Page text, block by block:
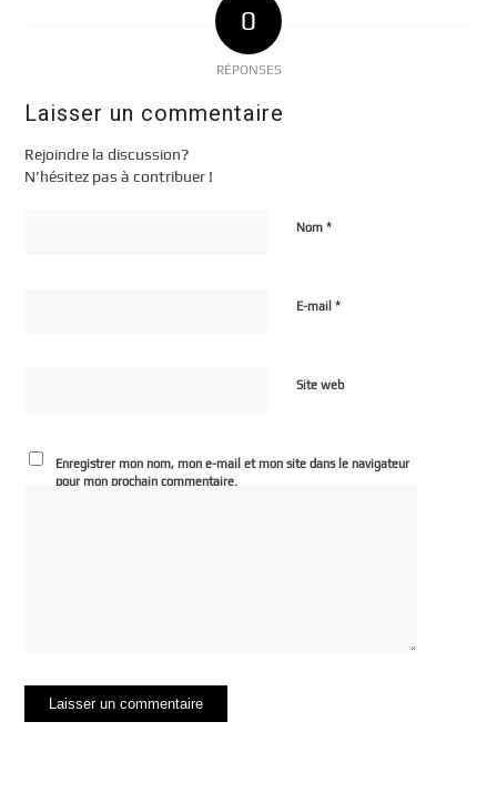
0
RÉPONSES
Laisser un commentaire
Rejoindre la discussion?
N’hésitez pas à contribuer !
Nom*
E-mail*
Site web
Enregistrer mon nom, mon e-mail et mon site dans le navigateur
pour mon prochain commentaire.